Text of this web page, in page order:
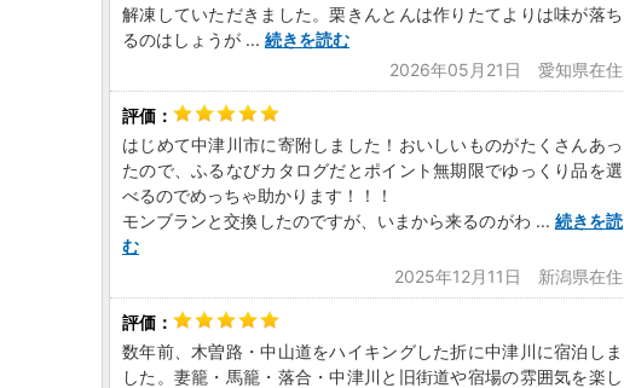
解凍していただきました。栗きんとんは作りたてよりは味が落ち
るのはしょうが ... 続きを読む
2026年05月21日 愛知県在住
はじめて中津川市に寄附しました！おいしいものがたくさんあっ
たので、ふるなびカタログだとポイント無期限でゆっくり品を選
べるのでめっちゃ助かります！！！
モンブランと交換したのですが、いまから来るのがわ ... 続きを読
む
2025年12月11日 新潟県在住
数年前、木曽路・中山道をハイキングした折に中津川に宿泊しま
した。妻籠・馬籠・落合・中津川と旧街道や宿場の雰囲気を楽し